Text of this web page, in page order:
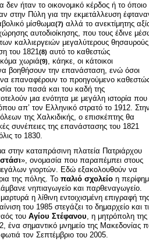
δεν ήταν το οικονομικό κέρδος ή το όποιο
στην Πύλη για την εκμετάλλευση
μίσθωμα(7) αλλά το ανεκτίμητης
αυτοδιοίκησης, που τους έδινε
καλλιεργειών μεγαλύτερους
του 1821(8) αυτό το καθεστώς
χωριά(9), κάηκε, οι κάτοικοι
βοηθήσουν την επανάσταση, ενώ όσοι
επαναφέρουν το προηγούμενο
του πασά και του καδή της
μια ενότητα με μεγάλη ιστορία που
απ’ τον Ελληνικό στρατό το 1912. Στην
της Χαλκιδικής, ο επισκέπτης θα
συνέπειες της επανάστασης του 1821
το 1830.
στην καταπράσινη πλατεία Πατριάρχου
», ονομασία που παραπέμπει στους
γιορτών. Εδώ εξακολουθούν να
της πόλης. Το παλιό σχολείο η
νηπιαγωγείο και παρθεναγωγείο.
η λίθινη εντοιχισμένη επιγραφή της
του 1985 στεγάζει το δημαρχείο και
του Αγίου Στέφανου, η μητρόπολη της
ένα σημαντικό μνημείο της Μακεδονίας
τον Σεπτέμβριο του 2005.